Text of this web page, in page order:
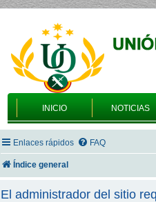
INICIO NOTICIAS
Enlaces rápidos FAQ
Índice general
El administrador del sitio